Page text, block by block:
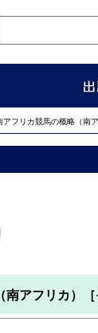
フリカ競馬の概略（南ア
アフリカ）［